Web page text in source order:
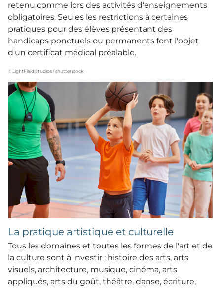
retenu comme lors des activités d'enseignements
obligatoires. Seules les restrictions à certaines
pratiques pour des élèves présentant des
handicaps ponctuels ou permanents font l'objet
d'un certificat médical préalable.
© LightField Studios / shutterstock
La pratique artistique et culturelle
Tous les domaines et toutes les formes de l'art et de
la culture sont à investir : histoire des arts, arts
visuels, architecture, musique, cinéma, arts
appliqués, arts du goût, théâtre, danse, écriture,